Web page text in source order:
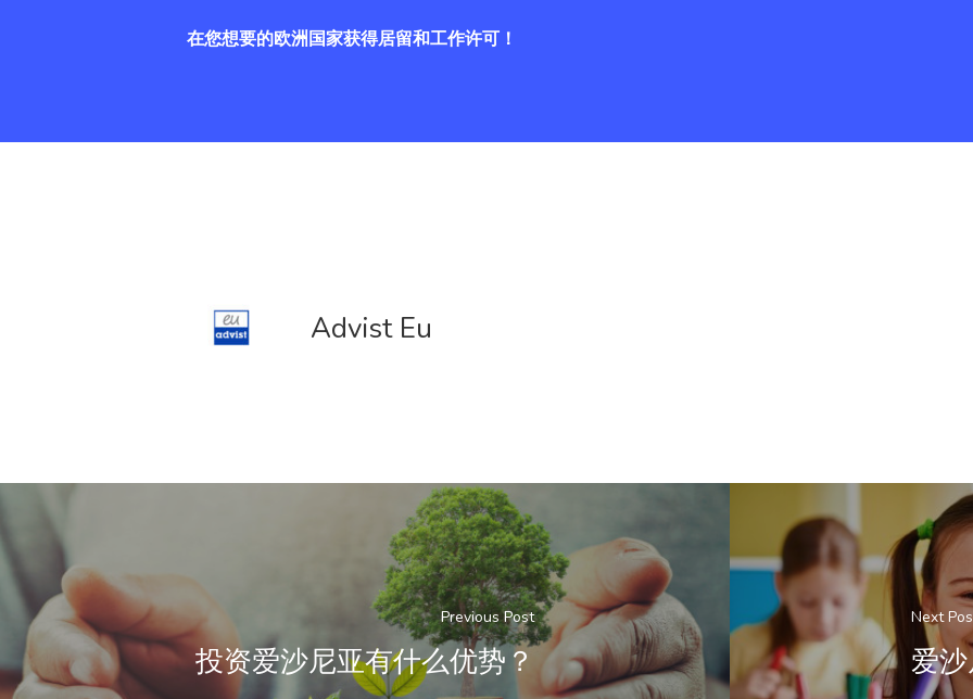
在您想要的欧洲国家获得居留和工作许可！
Advist Eu
Previous Post
投资爱沙尼亚有什么优势？
Next
爱